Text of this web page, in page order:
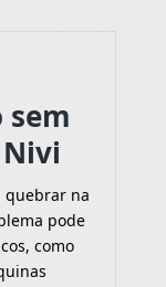
quebrar na
pode
como